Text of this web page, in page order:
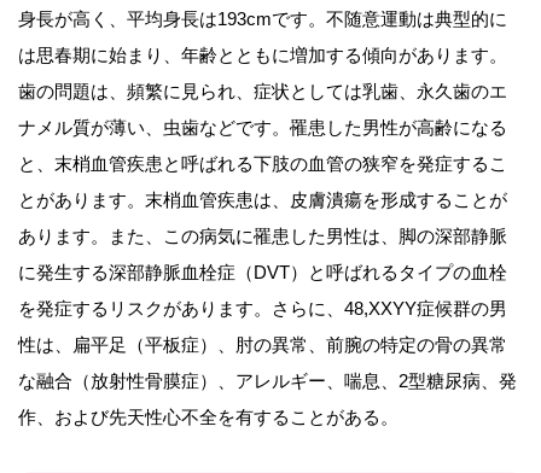
身長が高く、平均身長は193cmです。不随意運動は典型的に
は思春期に始まり、年齢とともに増加する傾向があります。
歯の問題は、頻繁に見られ、症状としては乳歯、永久歯のエ
ナメル質が薄い、虫歯などです。罹患した男性が高齢になる
と、末梢血管疾患と呼ばれる下肢の血管の狭窄を発症するこ
とがあります。末梢血管疾患は、皮膚潰瘍を形成することが
あります。また、この病気に罹患した男性は、脚の深部静脈
に発生する深部静脈血栓症（DVT）と呼ばれるタイプの血栓
を発症するリスクがあります。さらに、48,XXYY症候群の男
性は、扁平足（平板症）、肘の異常、前腕の特定の骨の異常
な融合（放射性骨膜症）、アレルギー、喘息、2型糖尿病、発
作、および先天性心不全を有することがある。